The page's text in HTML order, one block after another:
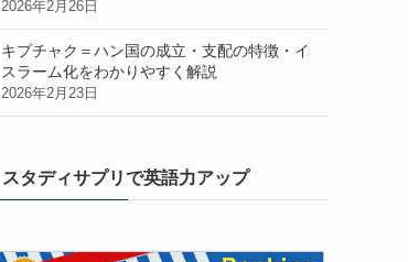
2026年2月26日
キプチャク＝ハン国の成立・支配の特徴・イ
スラーム化をわかりやすく解説
2026年2月23日
スタディサプリで英語力アップ